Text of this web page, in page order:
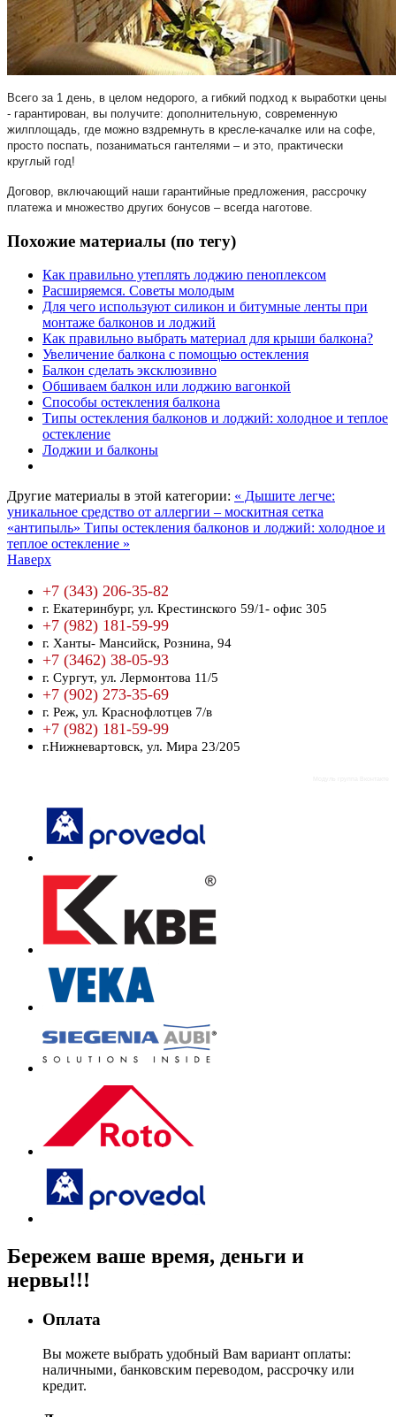
Всего за 1 день, в целом недорого, а гибкий подход к выработки цены
- гарантирован, вы получите: дополнительную, современную
жилплощадь, где можно вздремнуть в кресле-качалке или на софе,
просто поспать, позаниматься гантелями – и это, практически
круглый год!
Договор, включающий наши гарантийные предложения, рассрочку
платежа и множество других бонусов – всегда наготове.
Похожие материалы (по тегу)
Как правильно утеплять лоджию пеноплексом
Расширяемся. Советы молодым
Для чего используют силикон и битумные ленты при
монтаже балконов и лоджий
Как правильно выбрать материал для крыши балкона?
Увеличение балкона с помощью остекления
Балкон сделать эксклюзивно
Обшиваем балкон или лоджию вагонкой
Способы остекления балкона
Типы остекления балконов и лоджий: холодное и теплое
остекление
Лоджии и балконы
Другие материалы в этой категории: « Дышите легче:
уникальное средство от аллергии – москитная сетка
«антипыль» Типы остекления балконов и лоджий: холодное и
теплое остекление »
Наверх
+7 (343) 206-35-82
г. Екатеринбург, ул. Крестинского 59/1- офис 305
+7 (982) 181-59-99
г. Ханты- Мансийск, Рознина, 94
+7 (3462) 38-05-93
г. Сургут, ул. Лермонтова 11/5
+7 (902) 273-35-69
г. Реж, ул. Краснофлотцев 7/в
+7 (982) 181-59-99
г.Нижневартовск, ул. Мира 23/205
Бережем ваше время, деньги и
нервы!!!
Оплата
Вы можете выбрать удобный Вам вариант оплаты:
наличными, банковским переводом, рассрочку или
кредит.